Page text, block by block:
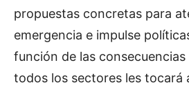
propuestas concretas para
emergencia e impulse
función de las
todos los sectores les tocará